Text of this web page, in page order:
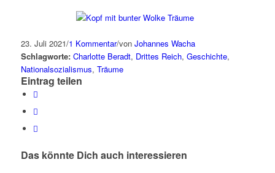
23. Juli 2021/1 Kommentar/von Johannes Wacha
Schlagworte: Charlotte Beradt, Drittes Reich, Geschichte,
Nationalsozialismus, Träume
Eintrag teilen
Das könnte Dich auch interessieren